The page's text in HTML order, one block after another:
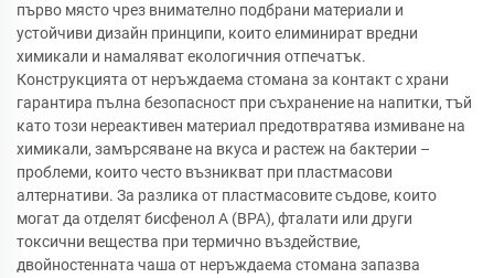
първо място чрез внимателно подбрани материали и
устойчиви дизайн принципи, които елиминират вредни
химикали и намаляват екологичния отпечатък.
Конструкцията от неръждаема стомана за контакт с храни
гарантира пълна безопасност при съхранение на напитки, тъй
като този нереактивен материал предотвратява измиване на
химикали, замърсяване на вкуса и растеж на бактерии –
проблеми, които често възникват при пластмасови
алтернативи. За разлика от пластмасовите съдове, които
могат да отделят бисфенол А (BPA), фталати или други
токсични вещества при термично въздействие,
двойностенната чаша от неръждаема стомана запазва